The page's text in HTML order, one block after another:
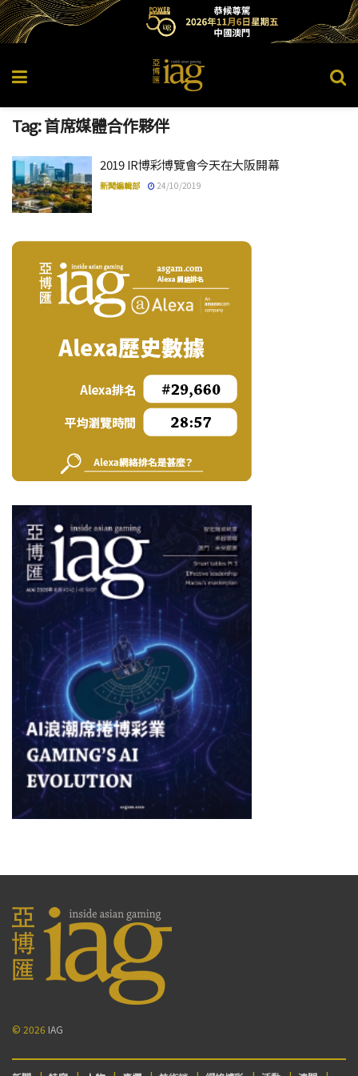
Tag:首席媒體合作夥伴
2019 IR博彩博覽會今天在大阪開幕
新聞編輯部 24/10/2019
© 2026 IAG